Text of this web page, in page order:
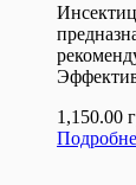
1,150.00